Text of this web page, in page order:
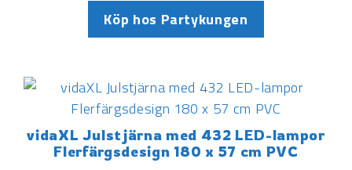
Köp hos Partykungen
vidaXL Julstjärna med 432 LED-lampor
Flerfärgsdesign 180 x 57 cm PVC